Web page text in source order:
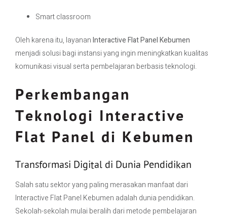
Smart classroom
Oleh karena itu, layananInteractive Flat Panel Kebumen
menjadi solusi bagi instansi yang ingin meningkatkan kualitas
komunikasi visual serta pembelajaran berbasis teknologi.
Perkembangan
Teknologi Interactive
Flat Panel di Kebumen
Transformasi Digital di Dunia Pendidikan
Salah satu sektor yang paling merasakan manfaat dari
Interactive Flat Panel Kebumen adalah dunia pendidikan.
Sekolah-sekolah mulai beralih dari metode pembelajaran